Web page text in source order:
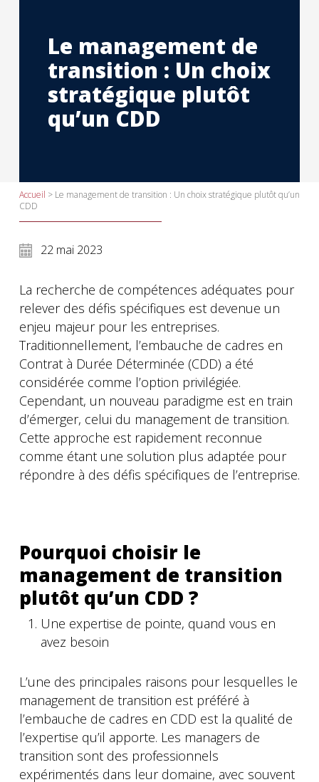
Le management de
transition : Un choix
stratégique plutôt
qu’un CDD
Accueil > Le management de transition : Un choix stratégique plutôt qu’un
CDD
22 mai 2023
La recherche de compétences adéquates pour
relever des défis spécifiques est devenue un
enjeu majeur pour les entreprises.
Traditionnellement, l’embauche de cadres en
Contrat à Durée Déterminée (CDD) a été
considérée comme l’option privilégiée.
Cependant, un nouveau paradigme est en train
d’émerger, celui du management de transition.
Cette approche est rapidement reconnue
comme étant une solution plus adaptée pour
répondre à des défis spécifiques de l’entreprise.
Pourquoi choisir le
management de transition
plutôt qu’un CDD ?
Une expertise de pointe, quand vous en
avez besoin
L’une des principales raisons pour lesquelles le
management de transition est préféré à
l’embauche de cadres en CDD est la qualité de
l’expertise qu’il apporte. Les managers de
transition sont des professionnels
expérimentés dans leur domaine, avec souvent